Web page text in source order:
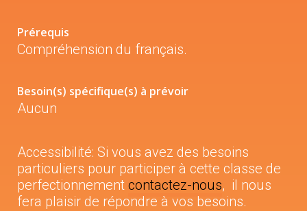
Prérequis
Compréhension du français.
Besoin(s) spécifique(s) à prévoir
Aucun
Accessibilité: Si vous avez des besoins
particuliers pour participer à cette classe de
perfectionnement contactez-nous, il nous
fera plaisir de répondre à vos besoins.